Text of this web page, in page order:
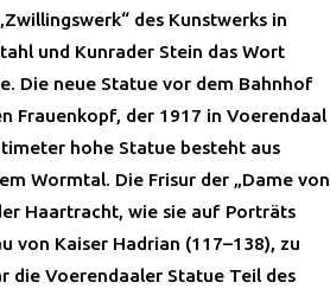
des Kunstwerks in
und Kunrader Stein das Wort
Die neue Statue vor dem Bahnhof
Frauenkopf, der 1917 in Voerendaal
hohe Statue besteht aus
Wormtal. Die Frisur der „Dame von
Haartracht, wie sie auf Porträts
von Kaiser Hadrian (117–138), zu
die Voerendaaler Statue Teil des